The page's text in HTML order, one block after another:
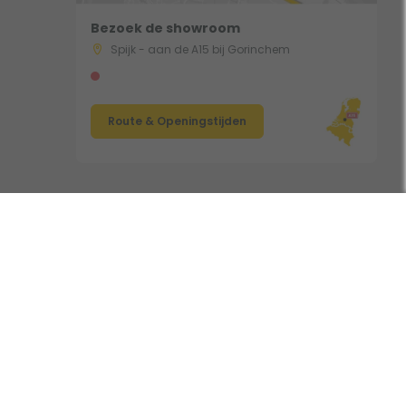
Bezoek de showroom
Spijk - aan de A15 bij Gorinchem
Route & Openingstijden